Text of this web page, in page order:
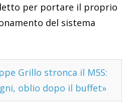
per portare il proprio
del sistema
Grillo stronca il M5S:
oblio dopo il buffet»